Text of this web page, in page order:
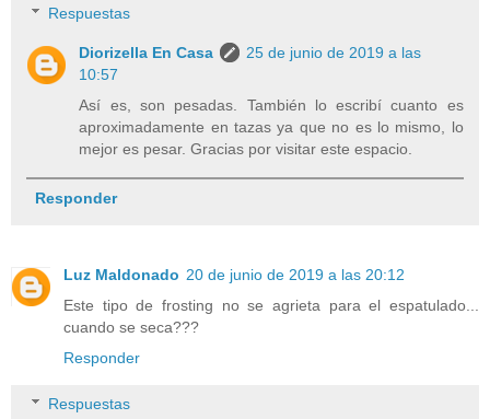
Respuestas
Diorizella En Casa
25 de junio de 2019 a las
10:57
Así es, son pesadas. También lo escribí cuanto es
aproximadamente en tazas ya que no es lo mismo, lo
mejor es pesar. Gracias por visitar este espacio.
Responder
Luz Maldonado 20 de junio de 2019 a las 20:12
Este tipo de frosting no se agrieta para el espatulado...
cuando se seca???
Responder
Respuestas